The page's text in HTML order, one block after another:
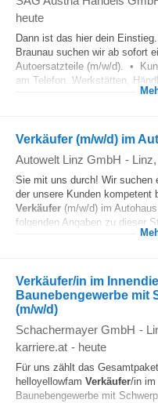
heute
Dann ist das hier dein
Braunau suchen wir ab sofort
Autoersatzteile (m/w/d). •
am Telefon. Werkstätten,
Verkäufer (m/w/d) im
Autowelt Linz GmbH - Linz
Sie mit uns durch! Wir suchen
der unsere Kunden kompetent
Verkäufer (m/w/d) im
folgenden Angaben zu dieser
Verkäufer/in im
Baunebengewerbe mit
(m/w/d)
Schachermayer GmbH -
karriere.at - heute
Für uns zählt das
helloyellowfam Verkäufer/in im
Baunebengewerbe mit